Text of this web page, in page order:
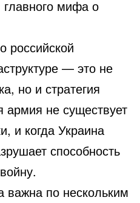
мифа о
российской
— это не
но и стратегия
армия не существует
и когда Украина
способность
важна по нескольким